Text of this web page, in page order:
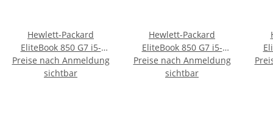
Hewlett-Packard
EliteBook 850 G7 i5-
10310U 1TB/16GB
QWERTY(US) Win11 Pro
Preise nach Anmeldung
sichtbar
Hewlett-Packard
EliteBook 850 G7 i5-
10310U 1TB/16GB
QWERTZ Win11 Pro
Preise nach Anmeldung
sichtbar